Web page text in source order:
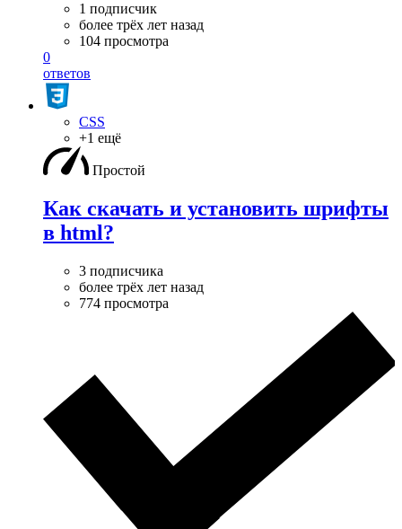
1 подписчик
более трёх лет назад
104 просмотра
0
ответов
CSS
+1 ещё
Простой
Как скачать и установить шрифты
в html?
3 подписчика
более трёх лет назад
774 просмотра